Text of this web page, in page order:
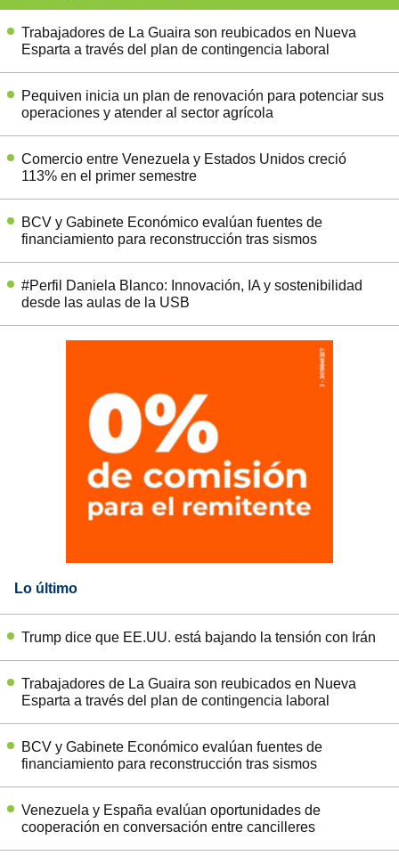
Trabajadores de La Guaira son reubicados en Nueva
Esparta a través del plan de contingencia laboral
Pequiven inicia un plan de renovación para potenciar sus
operaciones y atender al sector agrícola
Comercio entre Venezuela y Estados Unidos creció
113% en el primer semestre
BCV y Gabinete Económico evalúan fuentes de
financiamiento para reconstrucción tras sismos
#Perfil Daniela Blanco: Innovación, IA y sostenibilidad
desde las aulas de la USB
Lo último
Trump dice que EE.UU. está bajando la tensión con Irán
Trabajadores de La Guaira son reubicados en Nueva
Esparta a través del plan de contingencia laboral
BCV y Gabinete Económico evalúan fuentes de
financiamiento para reconstrucción tras sismos
Venezuela y España evalúan oportunidades de
cooperación en conversación entre cancilleres